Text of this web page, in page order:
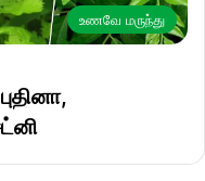
உணவே மருந்து